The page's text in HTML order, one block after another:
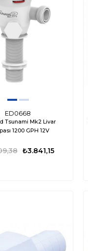
ED0668
Tsunami Mk2 Livar
1200 GPH 12V
₺3.841,15